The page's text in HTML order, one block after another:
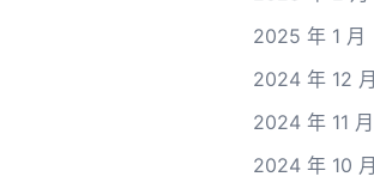
2025 年 1 月
2024 年 12 月
2024 年 11 月
2024 年 10 月